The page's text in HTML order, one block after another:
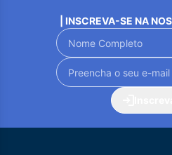
| INSCREVA-SE NA